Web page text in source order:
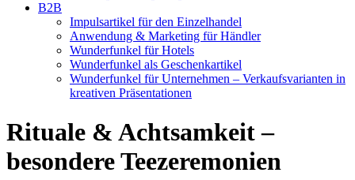
B2B
Impulsartikel für den Einzelhandel
Anwendung & Marketing für Händler
Wunderfunkel für Hotels
Wunderfunkel als Geschenkartikel
Wunderfunkel für Unternehmen – Verkaufsvarianten in
kreativen Präsentationen
Rituale & Achtsamkeit –
besondere Teezeremonien